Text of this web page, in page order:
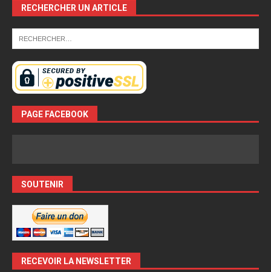
RECHERCHER UN ARTICLE
PAGE FACEBOOK
SOUTENIR
RECEVOIR LA NEWSLETTER